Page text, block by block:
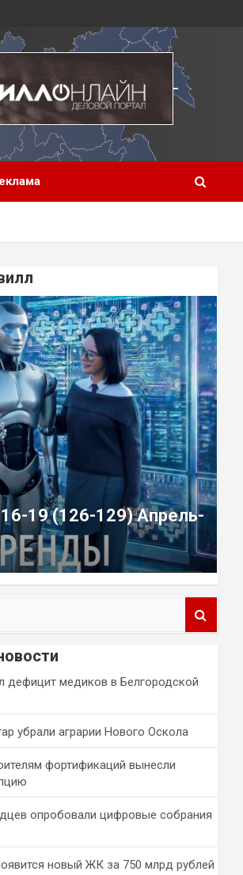
19 (126-129) Апрель-
дефицит медиков в Белгородской
убрали аграрии Нового Оскола
фортификаций вынесли
опробовали цифровые собрания
новый ЖК за 750 млрд рублей